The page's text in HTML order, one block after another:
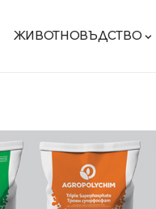
ЖИВОТНОВЪДСТВО